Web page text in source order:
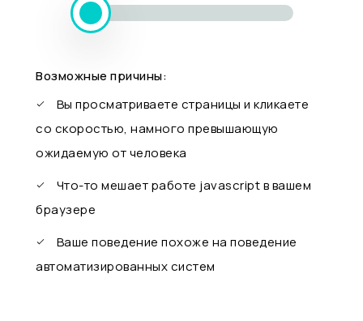
Возможные причины:
Вы просматриваете страницы и кликаете
со скоростью, намного превышающую
ожидаемую от человека
Что-то мешает работе javascript в вашем
браузере
Ваше поведение похоже на поведение
автоматизированных систем